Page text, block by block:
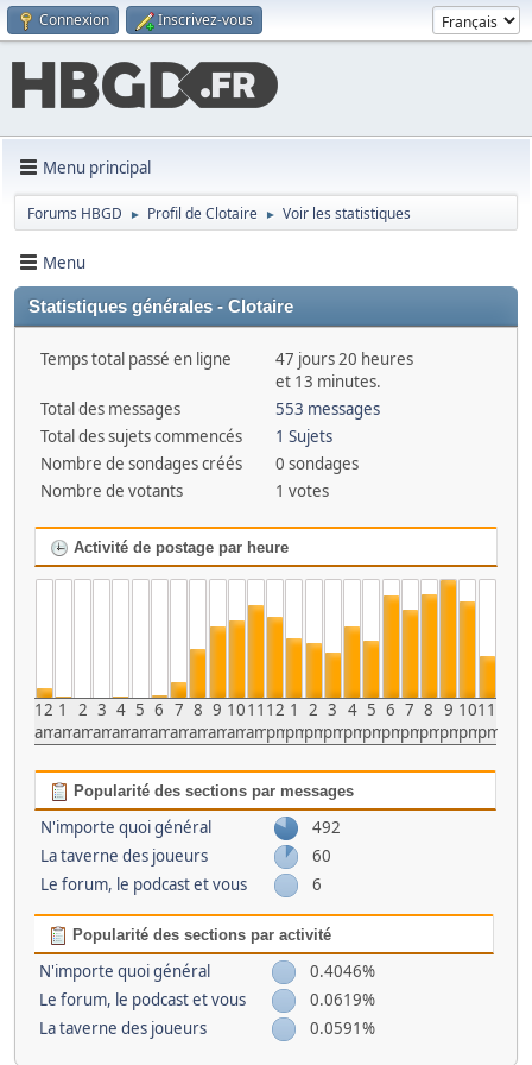
Connexion Inscrivez-vous
Menu principal
Forums HBGD ► Profil de Clotaire ► Voir les statistiques
Menu
Statistiques générales - Clotaire
Temps total passé en ligne
47 jours 20 heures
et 13 minutes.
Total des messages
553 messages
Total des sujets commencés
1 Sujets
Nombre de sondages créés
0 sondages
Nombre de votants
1 votes
Activité de postage par heure
12
am
1
am
2
am
3
am
4
am
5
am
6
am
7
am
8
am
9
am
10
am
11
am
12
pm
1
pm
2
pm
3
pm
4
pm
5
pm
6
pm
7
pm
8
pm
9
pm
10
pm
11
pm
Popularité des sections par messages
N'importe quoi général
492
La taverne des joueurs
60
Le forum, le podcast et vous
6
Popularité des sections par activité
N'importe quoi général
0.4046%
Le forum, le podcast et vous
0.0619%
La taverne des joueurs
0.0591%